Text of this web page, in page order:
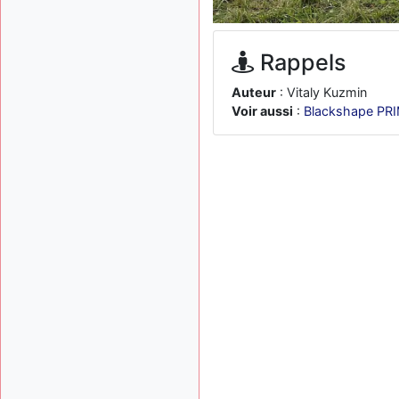
Rappels
Auteur : Vitaly Kuzmin
Voir aussi : Blackshape